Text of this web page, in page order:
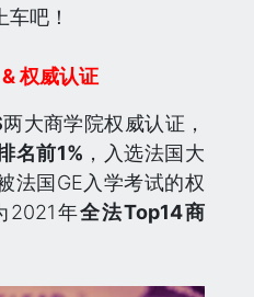
车吧！
权威认证
两大商学院权威认证，
名前1% ，入选法国大
法国GE入学考试的权
2021年全法Top14商